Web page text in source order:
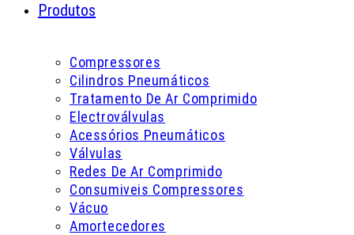
Produtos
Compressores
Cilindros Pneumáticos
Tratamento De Ar Comprimido
Electroválvulas
Acessórios Pneumáticos
Válvulas
Redes De Ar Comprimido
Consumiveis Compressores
Vácuo
Amortecedores